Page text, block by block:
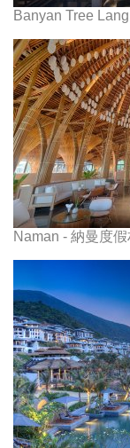
Banyan Tree
Naman - 納曼度